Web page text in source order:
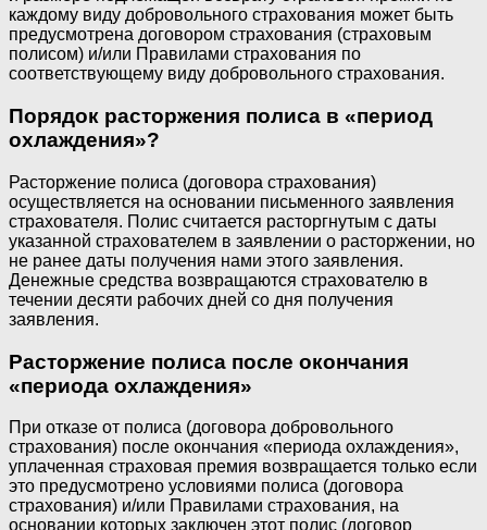
каждому виду добровольного страхования может быть
предусмотрена договором страхования (страховым
полисом) и/или Правилами страхования по
соответствующему виду добровольного страхования.
Порядок расторжения полиса в «период
охлаждения»?
Расторжение полиса (договора страхования)
осуществляется на основании письменного заявления
страхователя. Полис считается расторгнутым с даты
указанной страхователем в заявлении о расторжении, но
не ранее даты получения нами этого заявления.
Денежные средства возвращаются страхователю в
течении десяти рабочих дней со дня получения
заявления.
Расторжение полиса после окончания
«периода охлаждения»
При отказе от полиса (договора добровольного
страхования) после окончания «периода охлаждения»,
уплаченная страховая премия возвращается только если
это предусмотрено условиями полиса (договора
страхования) и/или Правилами страхования, на
основании которых заключен этот полис (договор